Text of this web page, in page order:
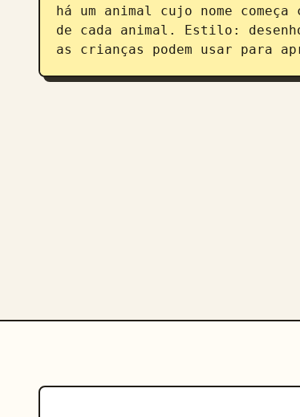
há um animal cujo nome
de cada animal. Estilo:
as crianças podem usar para